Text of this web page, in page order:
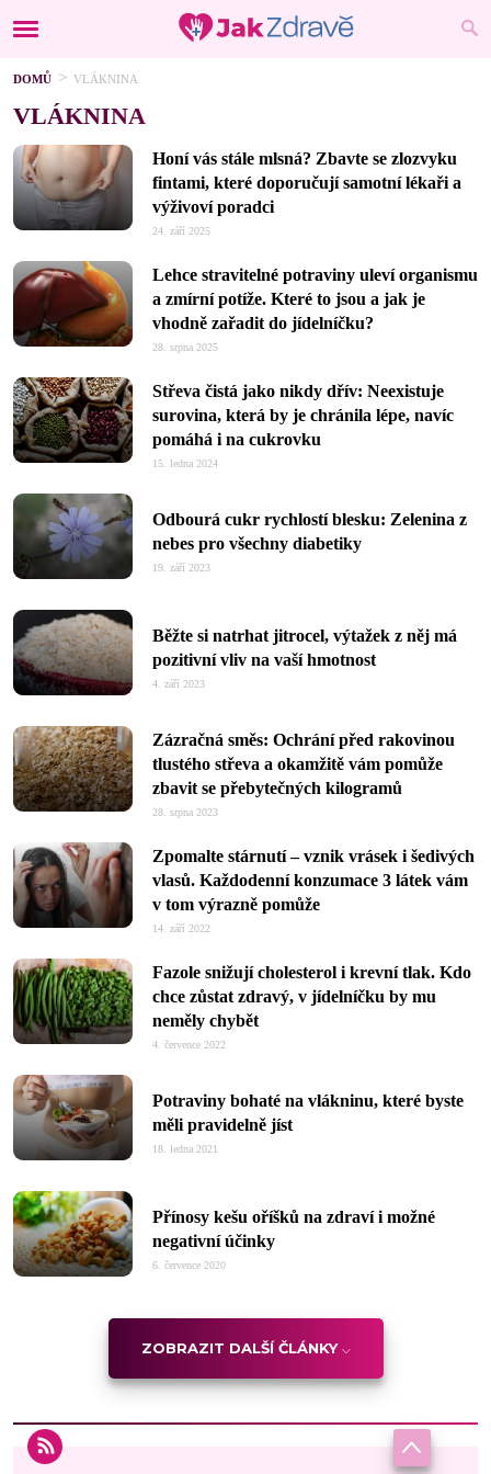
DOMŮ VLÁKNINA
VLÁKNINA
Honí vás stále mlsná? Zbavte se zlozvyku
fintami, které doporučují samotní lékaři a
výživoví poradci
24. září 2025
Lehce stravitelné potraviny uleví organismu
a zmírní potíže. Které to jsou a jak je
vhodně zařadit do jídelníčku?
28. srpna 2025
Střeva čistá jako nikdy dřív: Neexistuje
surovina, která by je chránila lépe, navíc
pomáhá i na cukrovku
15. ledna 2024
Odbourá cukr rychlostí blesku: Zelenina z
nebes pro všechny diabetiky
19. září 2023
Běžte si natrhat jitrocel, výtažek z něj má
pozitivní vliv na vaší hmotnost
4. září 2023
Zázračná směs: Ochrání před rakovinou
tlustého střeva a okamžitě vám pomůže
zbavit se přebytečných kilogramů
28. srpna 2023
Zpomalte stárnutí – vznik vrásek i šedivých
vlasů. Každodenní konzumace 3 látek vám
v tom výrazně pomůže
14. září 2022
Fazole snižují cholesterol i krevní tlak. Kdo
chce zůstat zdravý, v jídelníčku by mu
neměly chybět
4. července 2022
Potraviny bohaté na vlákninu, které byste
měli pravidelně jíst
18. ledna 2021
Přínosy kešu oříšků na zdraví i možné
negativní účinky
6. července 2020
ZOBRAZIT DALŠÍ ČLÁNKY